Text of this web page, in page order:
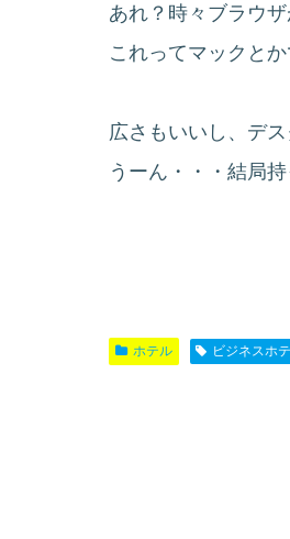
あれ？時々ブラウ
これってマックと
広さもいいし、デ
うーん・・・結局
ホテル ビジネスホ